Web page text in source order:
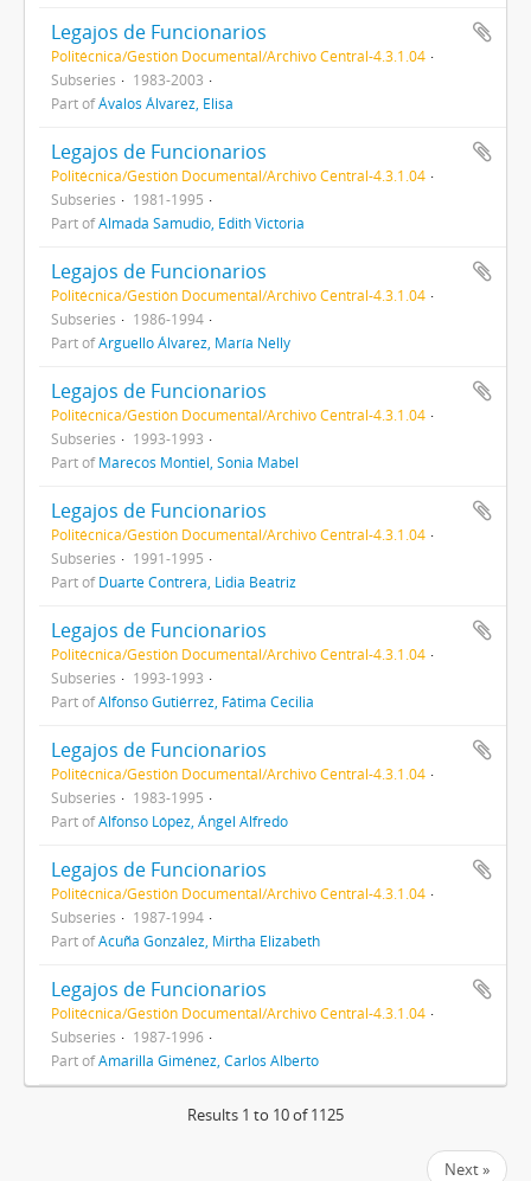
Legajos de Funcionarios
Politécnica/Gestión Documental/Archivo Central-4.3.1.04
Subseries
1983-2003
Part ofÁvalos Álvarez, Elisa
Legajos de Funcionarios
Politécnica/Gestión Documental/Archivo Central-4.3.1.04
Subseries
1981-1995
Part ofAlmada Samudio, Edith Victoria
Legajos de Funcionarios
Politécnica/Gestión Documental/Archivo Central-4.3.1.04
Subseries
1986-1994
Part ofArguello Álvarez, María Nelly
Legajos de Funcionarios
Politécnica/Gestión Documental/Archivo Central-4.3.1.04
Subseries
1993-1993
Part ofMarecos Montiel, Sonia Mabel
Legajos de Funcionarios
Politécnica/Gestión Documental/Archivo Central-4.3.1.04
Subseries
1991-1995
Part ofDuarte Contrera, Lidia Beatriz
Legajos de Funcionarios
Politécnica/Gestión Documental/Archivo Central-4.3.1.04
Subseries
1993-1993
Part ofAlfonso Gutiérrez, Fátima Cecilia
Legajos de Funcionarios
Politécnica/Gestión Documental/Archivo Central-4.3.1.04
Subseries
1983-1995
Part ofAlfonso López, Ángel Alfredo
Legajos de Funcionarios
Politécnica/Gestión Documental/Archivo Central-4.3.1.04
Subseries
1987-1994
Part ofAcuña González, Mirtha Elizabeth
Legajos de Funcionarios
Politécnica/Gestión Documental/Archivo Central-4.3.1.04
Subseries
1987-1996
Part ofAmarilla Giménez, Carlos Alberto
Results 1 to 10 of 1125
Next »